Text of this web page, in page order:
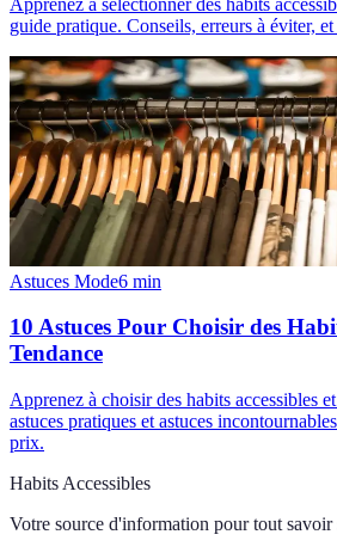
guide pratique. Conseils, erreurs à éviter,
Astuces Mode6 min
10 Astuces Pour Choisir des
Tendance
Apprenez à choisir des habits accessibles
astuces pratiques et astuces
prix.
Habits Accessibles
Votre source d'information pour tout savoir